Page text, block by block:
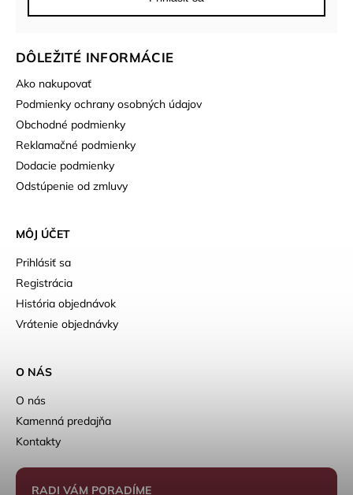
DÔLEŽITÉ INFORMÁCIE
Ako nakupovať
Podmienky ochrany osobných údajov
Obchodné podmienky
Reklamačné podmienky
Dodacie podmienky
Odstúpenie od zmluvy
MÔJ ÚČET
Prihlásiť sa
Registrácia
História objednávok
Vrátenie objednávky
O NÁS
O nás
Kamenná predajňa
Kontakty
RADI VÁM PORADÍME